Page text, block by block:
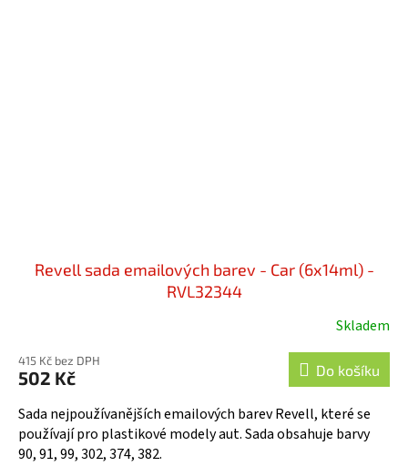
Revell sada emailových barev - Car (6x14ml) -
RVL32344
Skladem
415 Kč bez DPH
502 Kč Do košíku
Sada nejpoužívanějších emailových barev Revell, které se
používají pro plastikové modely aut. Sada obsahuje barvy
90, 91, 99, 302, 374, 382.